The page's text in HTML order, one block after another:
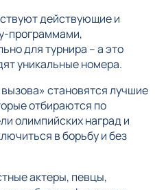
действующие и
программами,
для турнира – а это
уникальные номера.
становятся лучшие
отбираются по
олимпийских наград и
в борьбу и без
актеры, певцы,